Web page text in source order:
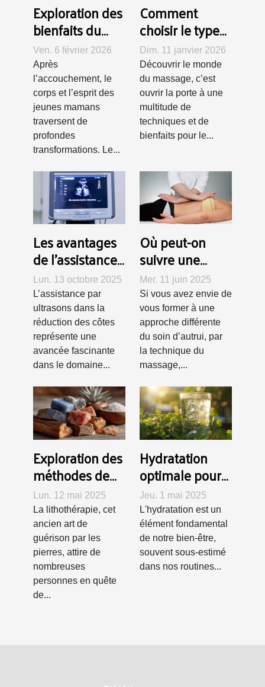
Exploration des
bienfaits du
rituel Rebozo
pour les jeunes
mamans
Ven. 6 février 2026
Après
l’accouchement, le
corps et l’esprit des
jeunes mamans
traversent de
profondes
transformations. Le...
Comment
choisir le type
de massage
adapté à vos
besoins ?
Dim. 11 janvier 2026
Découvrir le monde
du massage, c’est
ouvrir la porte à une
multitude de
techniques et de
bienfaits pour le...
Les avantages
de l'assistance
par ultrasons
dans la
réduction des
côtes
Lun. 13 octobre 2025
L’assistance par
ultrasons dans la
réduction des côtes
représente une
avancée fascinante
dans le domaine...
Où peut-on
suivre une
formation de
rebouteux à
Lausanne ?
Mer. 11 juin 2025
Si vous avez envie de
vous former à une
approche différente
du soin d’autrui, par
la technique du
massage,...
Exploration des
méthodes de
purification et
de recharge
des pierres en
lithothérapie
Lun. 12 mai 2025
La lithothérapie, cet
ancien art de
guérison par les
pierres, attire de
nombreuses
personnes en quête
de...
Hydratation
optimale pour
une santé de
fer Secrets et
bienfaits d'une
bonne
hydratation
quotidienne
Jeu. 1 mai 2025
L'hydratation est un
élément fondamental
de notre bien-être,
souvent sous-estimé
dans nos routines...